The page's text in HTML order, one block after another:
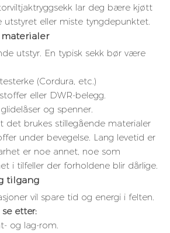
lar deg bære kjøtt
utstyret eller miste tyngdepunktet.
utstyr. En typisk sekk bør være
(Cordura, etc.)
eller DWR-belegg.
og spenner.
det brukes stillegående materialer
under bevegelse. Lang levetid er
er noe annet, noe som
i tilfeller der forholdene blir dårlige.
tilgang
vil spare tid og energi i felten.
se etter:
og lag-rom.